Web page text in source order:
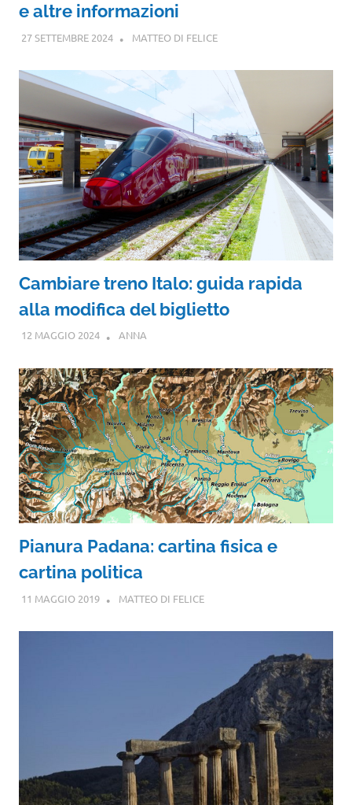
e altre informazioni
27 SETTEMBRE 2024 MATTEO DI FELICE
Cambiare treno Italo: guida rapida
alla modifica del biglietto
12 MAGGIO 2024 ANNA
Pianura Padana: cartina fisica e
cartina politica
11 MAGGIO 2019 MATTEO DI FELICE